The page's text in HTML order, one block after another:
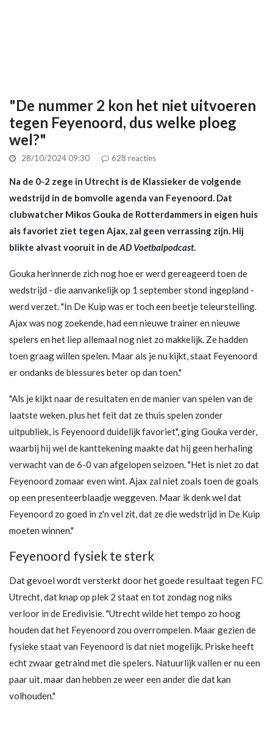
"De nummer 2 kon het niet uitvoeren
tegen Feyenoord, dus welke ploeg
wel?"
28/10/2024 09:30 628 reacties
Na de 0-2 zege in Utrecht is de Klassieker de volgende
wedstrijd in de bomvolle agenda van Feyenoord. Dat
clubwatcher Mikos Gouka de Rotterdammers in eigen huis
als favoriet ziet tegen Ajax, zal geen verrassing zijn. Hij
blikte alvast vooruit in de AD Voetbalpodcast.
Gouka herinnerde zich nog hoe er werd gereageerd toen de
wedstrijd - die aanvankelijk op 1 september stond ingepland -
werd verzet. "In De Kuip was er toch een beetje teleurstelling.
Ajax was nog zoekende, had een nieuwe trainer en nieuwe
spelers en het liep allemaal nog niet zo makkelijk. Ze hadden
toen graag willen spelen. Maar als je nu kijkt, staat Feyenoord
er ondanks de blessures beter op dan toen."
"Als je kijkt naar de resultaten en de manier van spelen van de
laatste weken, plus het feit dat ze thuis spelen zonder
uitpubliek, is Feyenoord duidelijk favoriet", ging Gouka verder,
waarbij hij wel de kanttekening maakte dat hij geen herhaling
verwacht van de 6-0 van afgelopen seizoen. "Het is niet zo dat
Feyenoord zomaar even wint. Ajax zal niet zoals toen de goals
op een presenteerblaadje weggeven. Maar ik denk wel dat
Feyenoord zo goed in z'n vel zit, dat ze die wedstrijd in De Kuip
moeten winnen."
Feyenoord fysiek te sterk
Dat gevoel wordt versterkt door het goede resultaat tegen FC
Utrecht, dat knap op plek 2 staat en tot zondag nog niks
verloor in de Eredivisie. "Utrecht wilde het tempo zo hoog
houden dat het Feyenoord zou overrompelen. Maar gezien de
fysieke staat van Feyenoord is dat niet mogelijk. Priske heeft
echt zwaar getraind met die spelers. Natuurlijk vallen er nu een
paar uit, maar dan hebben ze weer een ander die dat kan
volhouden."